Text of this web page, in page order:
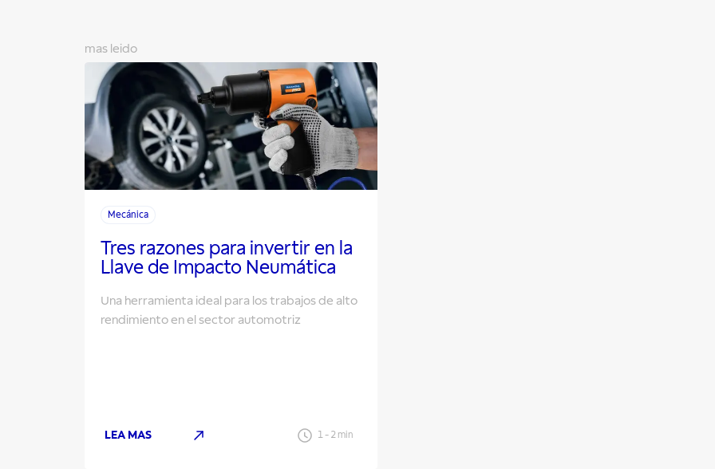
mas leido
Mecánica
Tres razones para invertir en la
Llave de Impacto Neumática
Una herramienta ideal para los trabajos de alto
rendimiento en el sector automotriz
LEA MAS 1- 2min